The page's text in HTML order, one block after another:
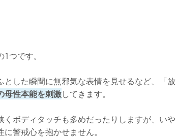
つです。
した瞬間に無邪気な表情を見せるなど、「放
母性本能を刺激してきます。
ボディタッチも多めだったりしますが、いや
警戒心を抱かせません。